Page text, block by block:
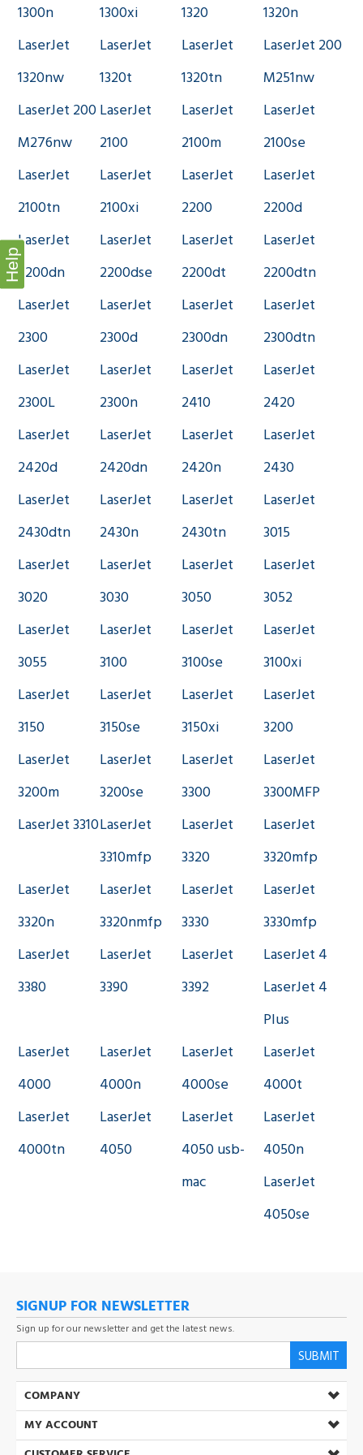
1300n
1300xi
1320
1320n
LaserJet
1320nw
LaserJet
1320t
LaserJet
1320tn
LaserJet 200
M251nw
LaserJet 200
M276nw
LaserJet
2100
LaserJet
2100m
LaserJet
2100se
LaserJet
2100tn
LaserJet
2100xi
LaserJet
2200
LaserJet
2200d
LaserJet
2200dn
LaserJet
2200dse
LaserJet
2200dt
LaserJet
2200dtn
LaserJet
2300
LaserJet
2300d
LaserJet
2300dn
LaserJet
2300dtn
LaserJet
2300L
LaserJet
2300n
LaserJet
2410
LaserJet
2420
LaserJet
2420d
LaserJet
2420dn
LaserJet
2420n
LaserJet
2430
LaserJet
2430dtn
LaserJet
2430n
LaserJet
2430tn
LaserJet
3015
LaserJet
3020
LaserJet
3030
LaserJet
3050
LaserJet
3052
LaserJet
3055
LaserJet
3100
LaserJet
3100se
LaserJet
3100xi
LaserJet
3150
LaserJet
3150se
LaserJet
3150xi
LaserJet
3200
LaserJet
3200m
LaserJet
3200se
LaserJet
3300
LaserJet
3300MFP
LaserJet 3310LaserJet
3310mfp
LaserJet
3320
LaserJet
3320mfp
LaserJet
3320n
LaserJet
3320nmfp
LaserJet
3330
LaserJet
3330mfp
LaserJet
3380
LaserJet
3390
LaserJet
3392
LaserJet 4
LaserJet 4
Plus
LaserJet
4000
LaserJet
4000n
LaserJet
4000se
LaserJet
4000t
LaserJet
4000tn
LaserJet
4050
LaserJet
4050 usb-
mac
LaserJet
4050n
LaserJet
4050se
SIGNUP FOR NEWSLETTER
Sign up for our newsletter and get the latest news.
SUBMIT
COMPANY
MY ACCOUNT
Help